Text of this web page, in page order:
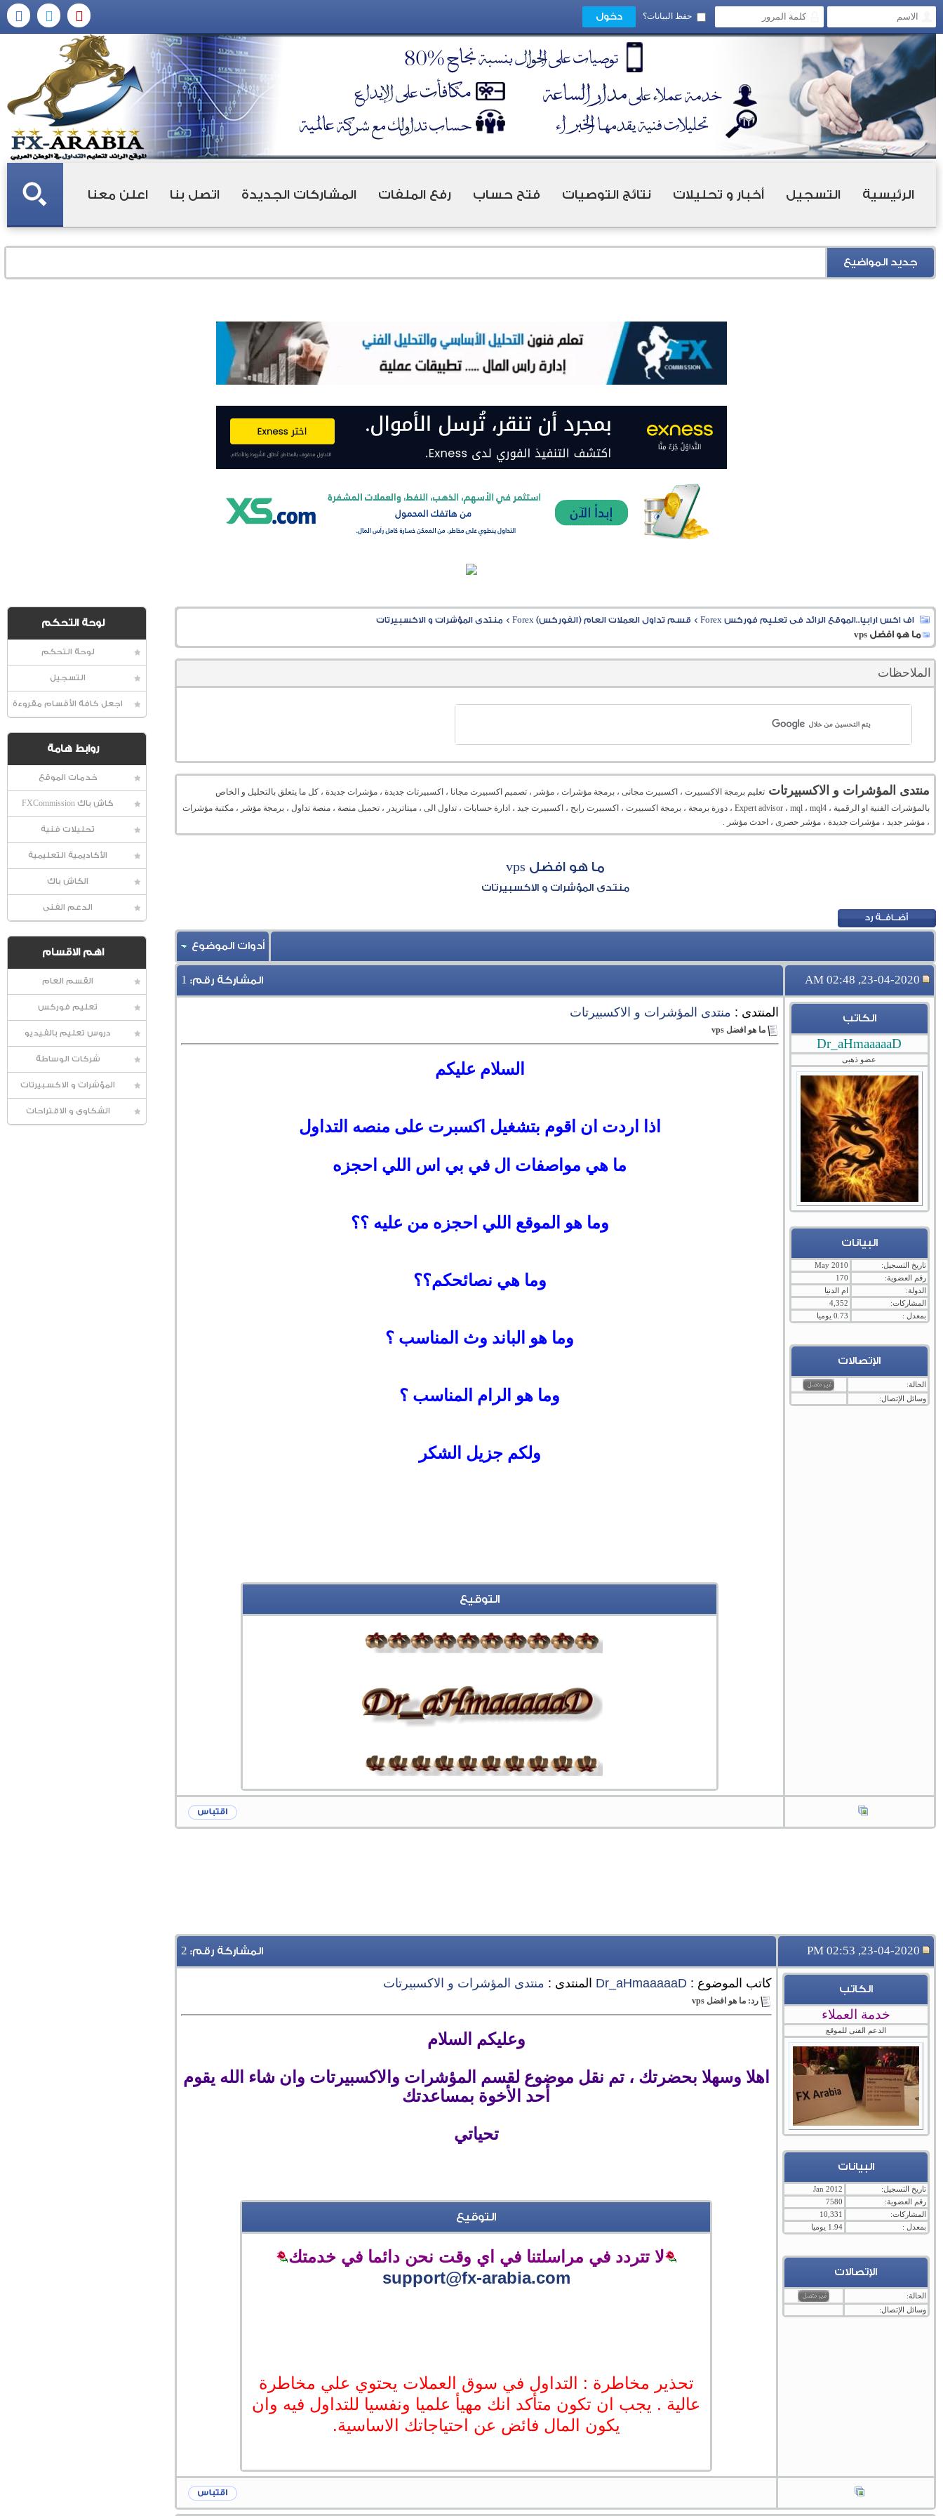
حفظ البيانات؟
الرئيسية التسجيل أخبار و تحليلات نتائج التوصيات فتح حساب رفع الملفات المشاركات الجديدة اتصل بنا اعلن معنا
جديد المواضيع
لوحة التحكم
لوحة التحكم
التسجيل
اجعل كافة الأقسام مقروءة
روابط هامة
خدمات الموقع
كاش باك FXCommission
تحليلات فنية
الأكاديمية التعليمية
الكاش باك
الدعم الفنى
اهم الاقسام
القسم العام
تعليم فوركس
دروس تعليم بالفيديو
شركات الوساطة
المؤشرات و الاكسبيرتات
الشكاوى و الاقتراحات
اف اكس ارابيا..الموقع الرائد فى تعليم فوركس Forex > قسم تداول العملات العام (الفوركس) Forex > منتدى المؤشرات و الاكسبيرتات
ما هو افضل vps
الملاحظات
منتدى المؤشرات و الاكسبيرتات تعليم برمجة الاكسبيرت ، اكسبيرت مجانى ، برمجة مؤشرات ، مؤشر ، تصميم اكسبيرت مجانا ، اكسبيرتات جديدة ، مؤشرات جديدة ، كل ما يتعلق بالتحليل و الخاص
بالمؤشرات الفنية او الرقمية ، Expert advisor ، mql ، mql4 ، دورة برمجة ، برمجة اكسبيرت ، اكسبيرت رابح ، اكسبيرت جيد ، ادارة حسابات ، تداول الى ، ميتاتريدر ، تحميل منصة ، منصة تداول ، برمجة مؤشر ، مكتبة مؤشرات
، مؤشر جديد ، مؤشرات جديدة ، مؤشر حصرى ، احدث مؤشر .
ما هو افضل vps
منتدى المؤشرات و الاكسبيرتات
أدوات الموضوع
23-04-2020, 02:48 AM المشاركة رقم: 1
الكاتب
Dr_aHmaaaaaD
عضو ذهبى
البيانات
تاريخ التسجيل:
May 2010
رقم العضوية:
170
الدولة:
ام الدنيا
المشاركات:
4,352
بمعدل :
0.73 يوميا
الإتصالات
الحالة:
وسائل الإتصال:
المنتدى : منتدى المؤشرات و الاكسبيرتات
ما هو افضل vps
السلام عليكم
اذا اردت ان اقوم بتشغيل اكسبرت على منصه التداول
ما هي مواصفات ال في بي اس اللي احجزه
وما هو الموقع اللي احجزه من عليه ؟؟
وما هي نصائحكم؟؟
وما هو الباند وث المناسب ؟
وما هو الرام المناسب ؟
ولكم جزيل الشكر
التوقيع
23-04-2020, 02:53 PM المشاركة رقم: 2
الكاتب
خدمة العملاء
الدعم الفنى للموقع
البيانات
تاريخ التسجيل:
Jan 2012
رقم العضوية:
7580
المشاركات:
10,331
بمعدل :
1.94 يوميا
الإتصالات
الحالة:
وسائل الإتصال:
كاتب الموضوع :Dr_aHmaaaaaD المنتدى : منتدى المؤشرات و الاكسبيرتات
رد: ما هو افضل vps
وعليكم السلام
اهلا وسهلا بحضرتك ، تم نقل موضوع لقسم المؤشرات والاكسبيرتات وان شاء الله يقوم
أحد الأخوة بمساعدتك
تحياتي
التوقيع
لا تتردد في مراسلتنا في اي وقت نحن دائما في خدمتك
support@fx-arabia.com
تحذير مخاطرة : التداول في سوق العملات يحتوي علي مخاطرة
عالية . يجب ان تكون متأكد انك مهيأ علميا ونفسيا للتداول فيه وان
يكون المال فائض عن احتياجاتك الاساسية.